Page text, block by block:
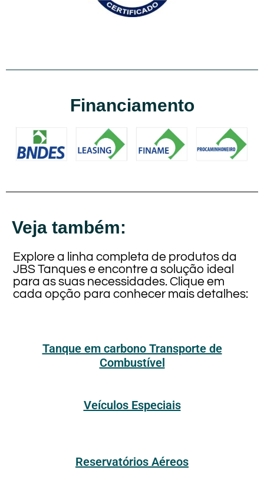
Financiamento
Veja também:
Explore a linha completa de produtos da
JBS Tanques e encontre a solução ideal
para as suas necessidades. Clique em
cada opção para conhecer mais detalhes:
Tanque em carbono Transporte de
Combustível
Veículos Especiais
Reservatórios Aéreos